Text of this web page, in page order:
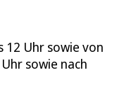
12 Uhr sowie von
sowie nach